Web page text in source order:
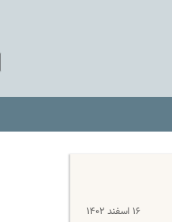
۱۶ اسفند ۱۴۰۲